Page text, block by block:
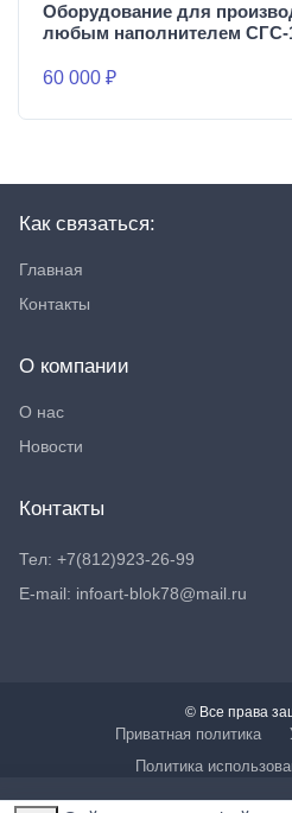
Оборудование для
любым наполнителем СГС-
60 000 ₽
Как связаться:
Главная
Контакты
О компании
О нас
Новости
Контакты
Тел: +7(812)923-26-99
E-mail: infoart-blok78@mail.ru
© Все права
Приватная политика
Политика